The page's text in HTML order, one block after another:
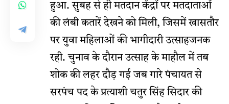
हुआ. सुबह से ही मतदान केंद्रों पर मतदाताओं
की लंबी कतारें देखने को मिली, जिसमें खासतौर
पर युवा महिलाओं की भागीदारी उत्साहजनक
रही. चुनाव के दौरान उत्साह के माहौल में तब
शोक की लहर दौड़ गई जब गारे पंचायत से
सरपंच पद के प्रत्याशी चतुर सिंह सिदार की